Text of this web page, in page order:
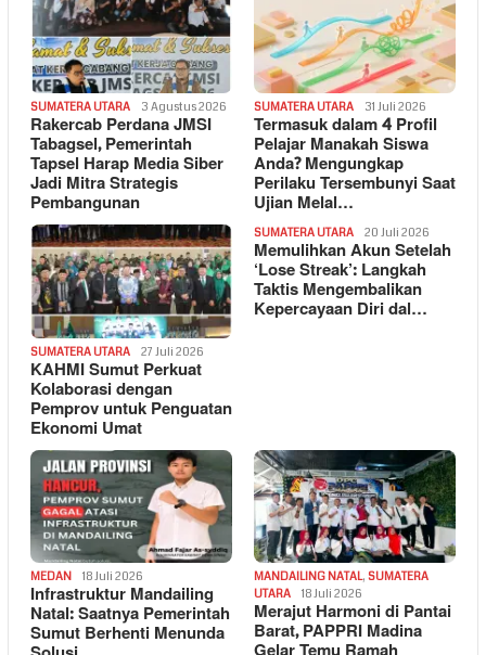
SUMATERA UTARA 3 Agustus 2026
Rakercab Perdana JMSI
Tabagsel, Pemerintah
Tapsel Harap Media Siber
Jadi Mitra Strategis
Pembangunan
SUMATERA UTARA 31 Juli 2026
Termasuk dalam 4 Profil
Pelajar Manakah Siswa
Anda? Mengungkap
Perilaku Tersembunyi Saat
Ujian Melal…
SUMATERA UTARA 27 Juli 2026
KAHMI Sumut Perkuat
Kolaborasi dengan
Pemprov untuk Penguatan
Ekonomi Umat
SUMATERA UTARA 20 Juli 2026
Memulihkan Akun Setelah
‘Lose Streak’: Langkah
Taktis Mengembalikan
Kepercayaan Diri dal…
MEDAN 18 Juli 2026
Infrastruktur Mandailing
Natal: Saatnya Pemerintah
Sumut Berhenti Menunda
MANDAILING NATAL, SUMATERA
UTARA
18 Juli 2026
Merajut Harmoni di Pantai
Barat, PAPPRI Madina